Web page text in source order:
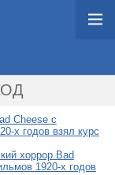
Cheese с
х годов взял курс
хоррор Bad
1920-х годов